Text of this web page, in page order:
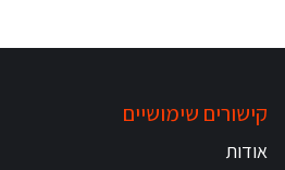
קישורים שימושיים
אודות